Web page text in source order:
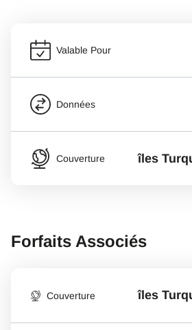
Valable Pour
Données
Couverture îles
Forfaits Associés
Couverture îles